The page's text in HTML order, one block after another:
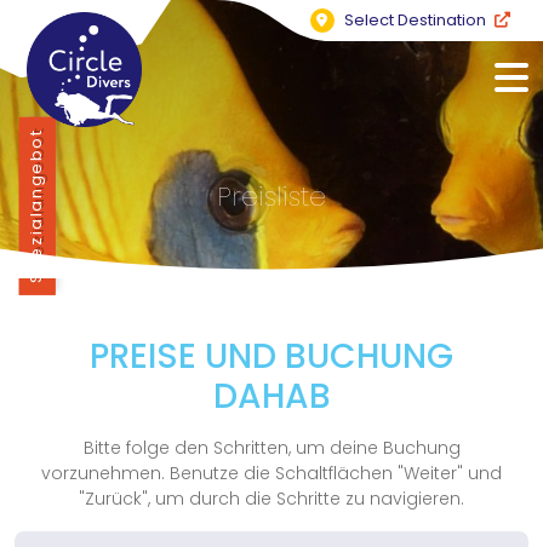
Select Destination
Preisliste
PREISE UND BUCHUNG
DAHAB
Bitte folge den Schritten, um deine Buchung
vorzunehmen. Benutze die Schaltflächen "Weiter" und
"Zurück", um durch die Schritte zu navigieren.
Spezialangebot